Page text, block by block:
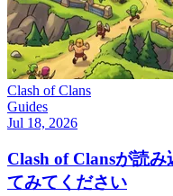
Clash of Clans
Guides
Jul 18, 2026
Clash of Clansが読
てみてください